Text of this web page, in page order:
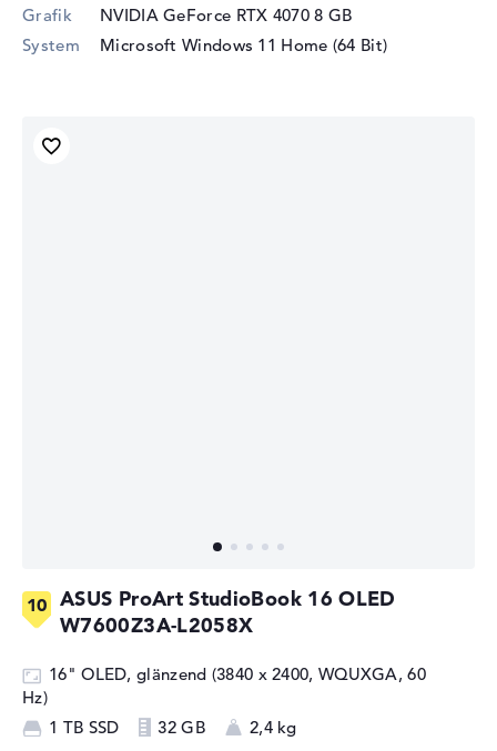
Grafik
NVIDIA GeForce RTX 40708 GB
System
Microsoft Windows 11 Home (64 Bit)
ASUS ProArt StudioBook 16 OLED
W7600Z3A-L2058X
16" OLED, glänzend (3840 x 2400, WQUXGA, 60
Hz)
1 TB SSD
32 GB 2,4 kg